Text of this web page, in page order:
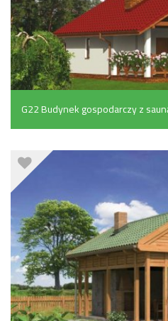
G22 Budynek gospodarczy z
(30.6 m²)